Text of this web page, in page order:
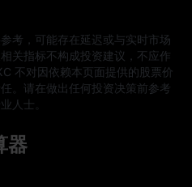
考，可能存在延迟或与实时市场
关指标不构成投资建议，不应作
不对因依赖本页面提供的股票价
。请在做出任何投资决策前参考
人士。
器